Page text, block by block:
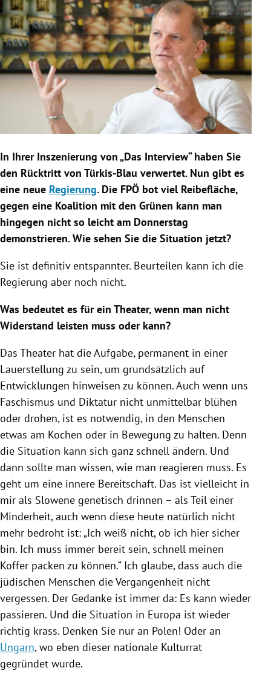
In Ihrer Inszenierung von „Das Interview“ haben Sie
den Rücktritt von Türkis-Blau verwertet. Nun gibt es
eine neue Regierung. Die FPÖ bot viel Reibefläche,
gegen eine Koalition mit den Grünen kann man
hingegen nicht so leicht am Donnerstag
demonstrieren. Wie sehen Sie die Situation jetzt?
Sie ist definitiv entspannter. Beurteilen kann ich die
Regierung aber noch nicht.
Was bedeutet es für ein Theater, wenn man nicht
Widerstand leisten muss oder kann?
Das Theater hat die Aufgabe, permanent in einer
Lauerstellung zu sein, um grundsätzlich auf
Entwicklungen hinweisen zu können. Auch wenn uns
Faschismus und Diktatur nicht unmittelbar blühen
oder drohen, ist es notwendig, in den Menschen
etwas am Kochen oder in Bewegung zu halten. Denn
die Situation kann sich ganz schnell ändern. Und
dann sollte man wissen, wie man reagieren muss. Es
geht um eine innere Bereitschaft. Das ist vielleicht in
mir als Slowene genetisch drinnen – als Teil einer
Minderheit, auch wenn diese heute natürlich nicht
mehr bedroht ist: „Ich weiß nicht, ob ich hier sicher
bin. Ich muss immer bereit sein, schnell meinen
Koffer packen zu können.“ Ich glaube, dass auch die
jüdischen Menschen die Vergangenheit nicht
vergessen. Der Gedanke ist immer da: Es kann wieder
passieren. Und die Situation in Europa ist wieder
richtig krass. Denken Sie nur an Polen! Oder an
Ungarn, wo eben dieser nationale Kulturrat
gegründet wurde.